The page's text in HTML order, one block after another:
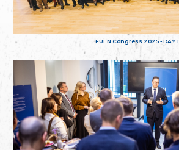
FUEN Congress 2025 - DAY 1